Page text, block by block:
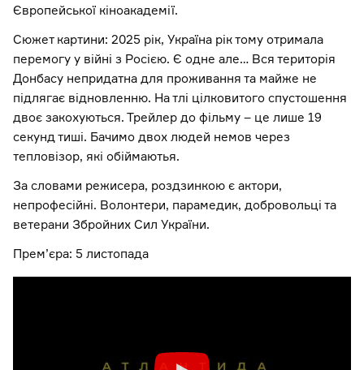
Європейської кіноакадемії.
Сюжет картини: 2025 рік, Україна рік тому отримала
перемогу у війні з Росією. Є одне але… Вся територія
Донбасу непридатна для проживання та майже не
підлягає відновленню. На тлі цілковитого спустошення
двоє закохуються. Трейлер до фільму – це лише 19
секунд тиші. Бачимо двох людей немов через
тепловізор, які обіймаютья.
За словами режисера, роздзинкою є актори,
непрофесійні. Волонтери, парамедик, добровольці та
ветерани Збройних Сил України.
Прем’єра: 5 листопада